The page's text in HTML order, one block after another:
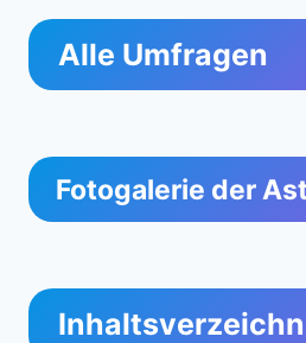
Alle Umfragen
Fotogalerie der